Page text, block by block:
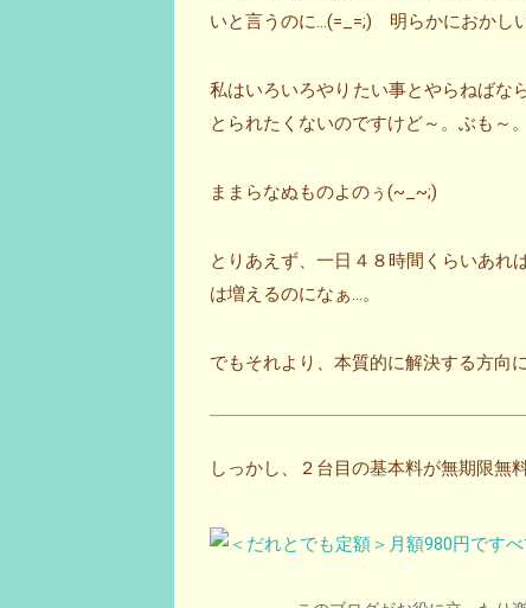
いと言うのに…(=_=;) 明らかにおかし
私はいろいろやりたい事とやらねばな
とられたくないのですけど～。ぶも～。
ままらなぬものよのぅ(~_~;)
とりあえず、一日４８時間くらいあれ
は増えるのになぁ…。
でもそれより、本質的に解決する方向
しっかし、２台目の基本料が無期限無